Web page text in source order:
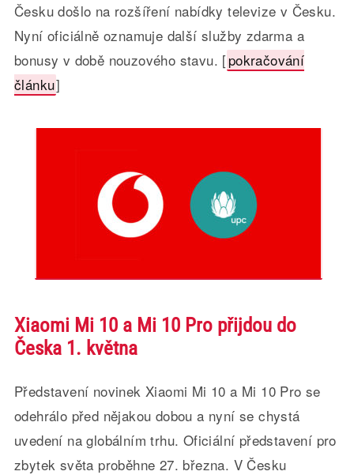
Česku došlo na rozšíření nabídky televize v Česku.
Nyní oficiálně oznamuje další služby zdarma a
bonusy v době nouzového stavu. [pokračování
článku]
Xiaomi Mi 10 a Mi 10 Pro přijdou do
Česka 1. května
Představení novinek Xiaomi Mi 10 a Mi 10 Pro se
odehrálo před nějakou dobou a nyní se chystá
uvedení na globálním trhu. Oficiální představení pro
zbytek světa proběhne 27. března. V Česku